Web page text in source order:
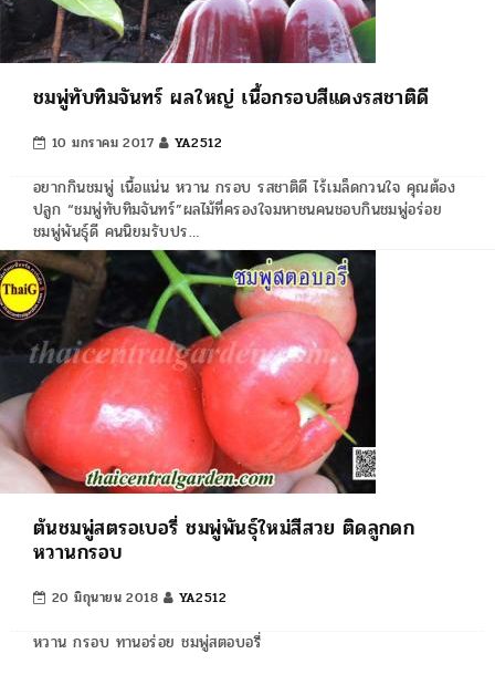
ชมพู่ทับทิมจันทร์ ผลใหญ่ เนื้อกรอบสีแดงรสชาติดี
10 มกราคม 2017 YA2512
อยากกินชมพู่ เนื้อแน่น หวาน กรอบ รสชาติดี ไร้เมล็ดกวนใจ คุณต้อง
ปลูก “ชมพู่ทับทิมจันทร์”ผลไม้ที่ครองใจมหาชนคนชอบกินชมพู่อร่อย
ชมพู่พันธุ์ดี คนนิยมรับปร…
ต้นชมพู่สตรอเบอรี่ ชมพู่พันธุ์ใหม่สีสวย ติดลูกดก
หวานกรอบ
20 มิถุนายน 2018 YA2512
หวาน กรอบ ทานอร่อย ชมพู่สตอบอรี่